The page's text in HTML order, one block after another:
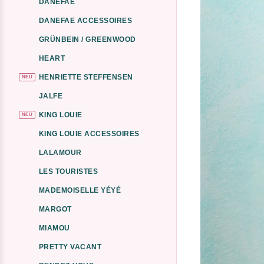
DANEFAE
DANEFAE ACCESSOIRES
GRÜNBEIN / GREENWOOD
HEART
NEU HENRIETTE STEFFENSEN
JALFE
NEU KING LOUIE
KING LOUIE ACCESSOIRES
LALAMOUR
LES TOURISTES
MADEMOISELLE YÉYÉ
MARGOT
MIAMOU
PRETTY VACANT